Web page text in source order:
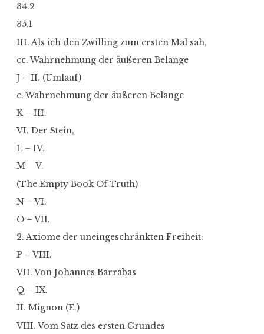
34.2
35.1
III. Als ich den Zwilling zum ersten Mal sah,
cc. Wahrnehmung der äußeren Belange
J – II. (Umlauf)
c. Wahrnehmung der äußeren Belange
K – III.
VI. Der Stein,
L – IV.
M – V.
(The Empty Book Of Truth)
N – VI.
O – VII.
2. Axiome der uneingeschränkten Freiheit:
P – VIII.
VII. Von Johannes Barrabas
Q – IX.
II. Mignon (E.)
VIII. Vom Satz des ersten Grundes